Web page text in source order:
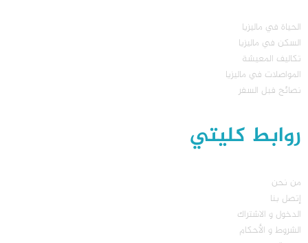
الحياة في ماليزيا
السكن في ماليزيا
تكاليف المعيشة
المواصلات في ماليزيا
نصائح فبل السفر
روابط كليتي
من نحن
إتصل بنا
الدخول و الاشتراك
الشروط و الأحكام